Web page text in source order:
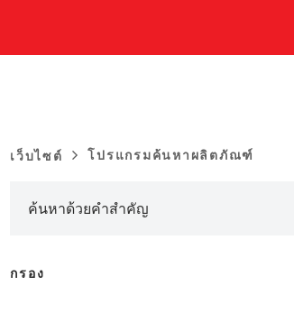
เว็บไซต์ โปรแกรมค้นหาผลิตภัณฑ์
กรอง